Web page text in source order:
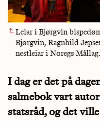
Leiar i Bjørgvin
Bjørgvin, Ragnhild
nestleiar i Noregs
I dag er det på
salmebok vart
statsråd, og det